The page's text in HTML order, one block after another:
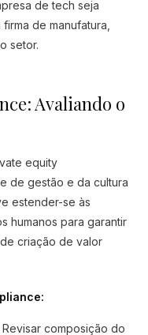
de tech seja
de manufatura,
setor.
Avaliando o
equity
de gestão e da cultura
estender-se às
humanos para garantir
criação de valor
Revisar composição do